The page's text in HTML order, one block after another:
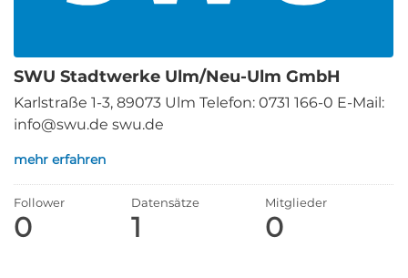
SWU Stadtwerke Ulm/Neu-Ulm GmbH
Karlstraße 1-3, 89073 Ulm Telefon: 0731 166-0 E-Mail:
info@swu.de swu.de
mehr erfahren
Follower
0
Datensätze
1
Mitglieder
0